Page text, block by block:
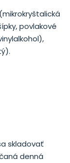
povlakové
skladovať
denná